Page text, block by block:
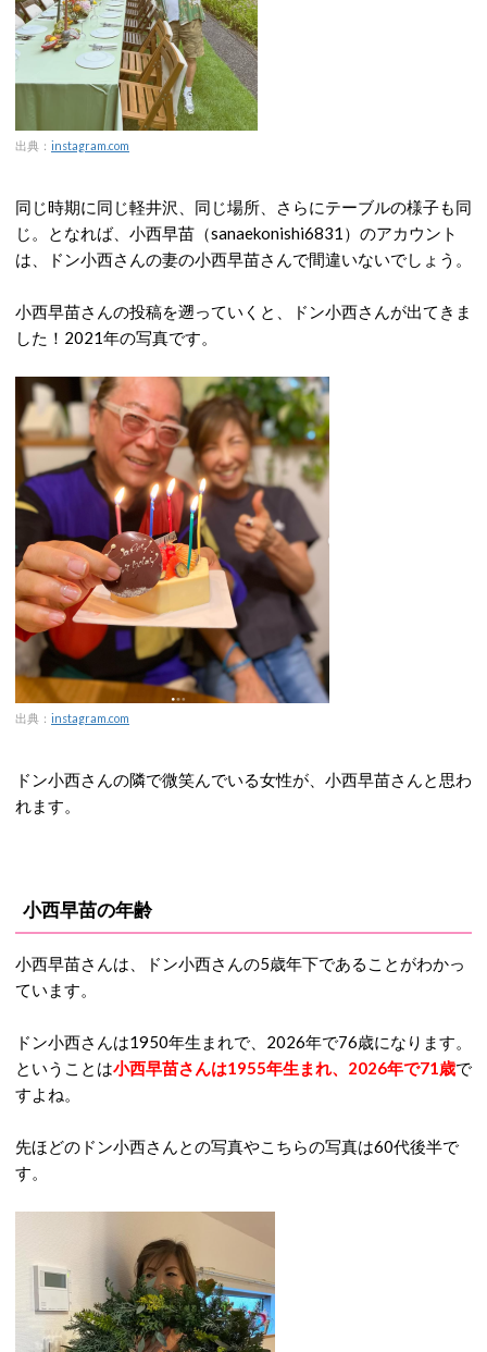
出典： instagram.com
同じ時期に同じ軽井沢、同じ場所、さらにテーブルの様子も同
じ。となれば、小西早苗（sanaekonishi6831）のアカウント
は、ドン小西さんの妻の小西早苗さんで間違いないでしょう。
小西早苗さんの投稿を遡っていくと、ドン小西さんが出てきま
した！2021年の写真です。
出典： instagram.com
ドン小西さんの隣で微笑んでいる女性が、小西早苗さんと思わ
れます。
小西早苗の年齢
小西早苗さんは、ドン小西さんの5歳年下であることがわかっ
ています。
ドン小西さんは1950年生まれで、2026年で76歳になります。
ということは小西早苗さんは1955年生まれ、2026年で71歳で
すよね。
先ほどのドン小西さんとの写真やこちらの写真は60代後半で
す。